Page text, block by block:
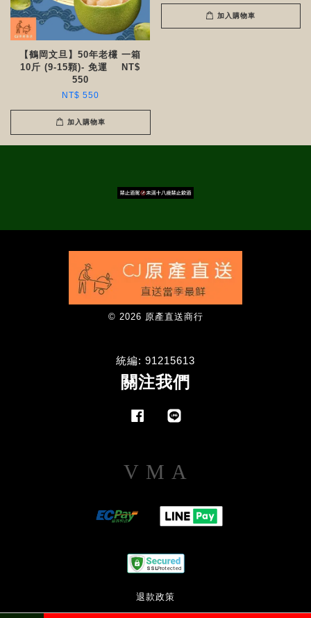
【鶴岡文旦】50年老欉 一箱
10斤 (9-15顆)- 免運 NT$
550
NT$ 550
加入購物車
加入購物車
© 2026 原產直送商行
統編: 91215613
關注我們
Facebook
Visa Master
退款政策